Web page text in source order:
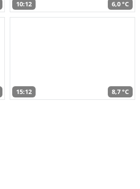
10:12 6,0 °C
15:12 8,7 °C